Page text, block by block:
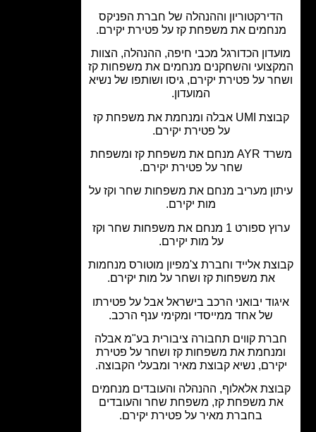
וההנהלה של חברת הפניקס
את משפחת קז על פטירת יקירם.
הכדורגל מכבי חיפה, ההנהלה, הצוות
והשחקנים מנחמים את משפחות קז
על פטירת יקירם, גיסו ושותפו של נשיא
המועדון.
קבוצת UMI אבלה ומנחמת את משפחת קז
על פטירת יקירם.
משרד AYR מנחם את משפחת קז ומשפחת
שחר על פטירת יקירם.
מעריב מנחם את משפחות שחר וקז על
מות יקירם.
ערוץ ספורט 1 מנחם את משפחות שחר וקז
על מות יקירם.
אלייד וחברת צ'מפיון מוטורס מנחמות
את משפחות קז ושחר על מות יקירם.
יבואני הרכב בישראל אבל על פטירתו
של אחד ממייסדי ומקימי ענף הרכב.
קווים תחבורה ציבורית בע"מ אבלה
את משפחות קז ושחר על פטירת
נשיא קבוצת מאיר ומבעלי הקבוצה.
אלאלוף, ההנהלה והעובדים מנחמים
משפחת קז, משפחת שחר והעובדים
בחברת מאיר על פטירת יקירם.